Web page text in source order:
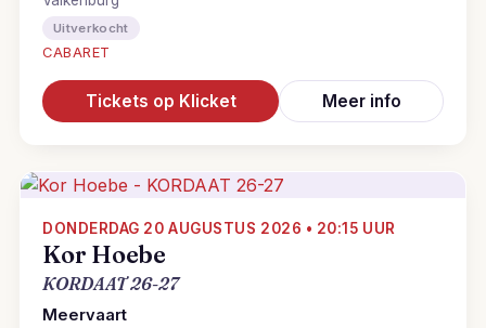
Uitverkocht
CABARET
Tickets op Klicket Meer info
DONDERDAG 20 AUGUSTUS 2026 • 20:15 UUR
Kor Hoebe
KORDAAT 26-27
Meervaart